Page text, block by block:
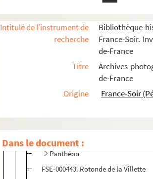
Intitulé de l'instrument de
recherche
Bibliothèque
France-Soir.
de-France
Titre
Archives
de-France
Origine
France-Soir
Dans le document :
FSD-000180. Carrières des Capucins
Chevaux de Marly - Place de la
FSE-000435. Conciergerie
École Militaire
Hôtel des Invalides
FSE-000441. Palais Rose (demeure
Panthéon
FSE-000443. Rotonde de la Villette